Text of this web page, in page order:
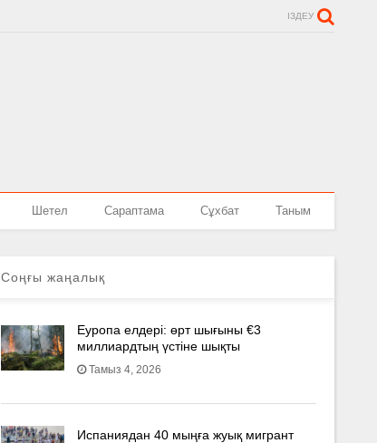
ІЗДЕУ
Шетел Сараптама Сұхбат Таным
Соңғы жаңалық
Еуропа елдері: өрт шығыны €3
миллиардтың үстіне шықты
Тамыз 4, 2026
Испаниядан 40 мыңға жуық мигрант